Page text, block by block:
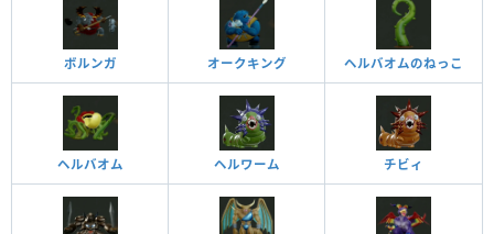
ボルンガ オークキング ヘルバオムのねっこ
ヘルバオム ヘルワーム チビィ